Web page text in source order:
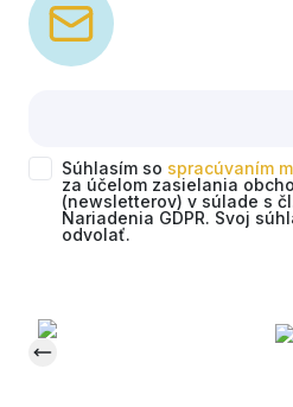
Súhlasím so spracúvaním
za účelom zasielania
(newsletterov) v súlade s
Nariadenia GDPR. Svoj
odvolať.